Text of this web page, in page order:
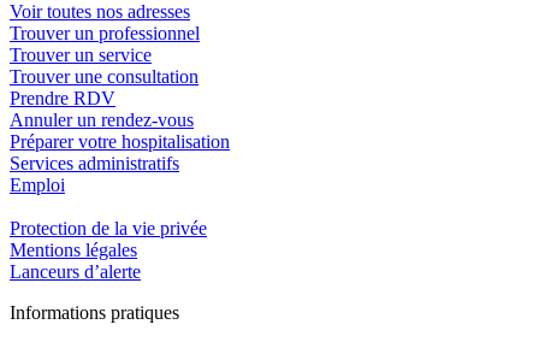
Voir toutes nos adresses
Trouver un professionnel
Trouver un service
Trouver une consultation
Prendre RDV
Annuler un rendez-vous
Préparer votre hospitalisation
Services administratifs
Emploi​
Protection de la vie privée
Mentions légales
Lanceurs d’alerte
Informations pratiques